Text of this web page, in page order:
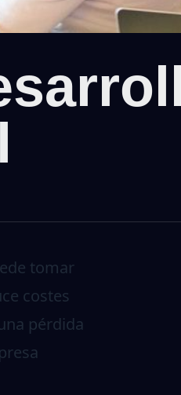
tomar
costes
pérdida